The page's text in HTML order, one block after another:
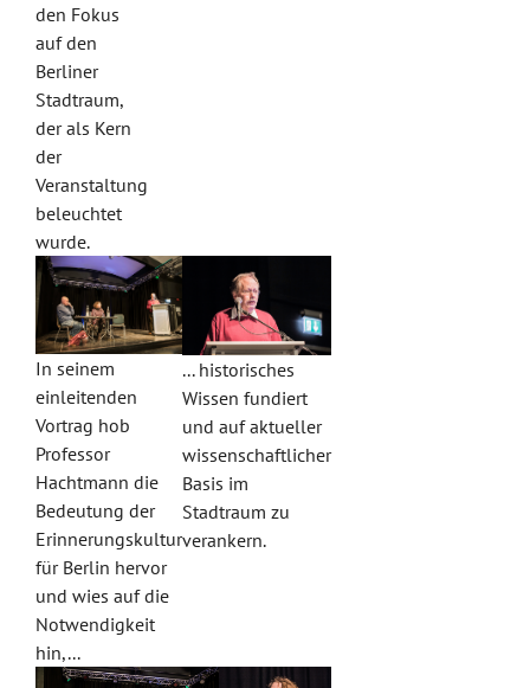
den Fokus
auf den
Berliner
Stadtraum,
der als Kern
der
Veranstaltung
beleuchtet
wurde.
In seinem
einleitenden
Vortrag hob
Professor
Hachtmann die
Bedeutung der
Erinnerungskultur
für Berlin hervor
und wies auf die
Notwendigkeit
hin,...
... historisches
Wissen fundiert
und auf aktueller
wissenschaftlicher
Basis im
Stadtraum zu
verankern.